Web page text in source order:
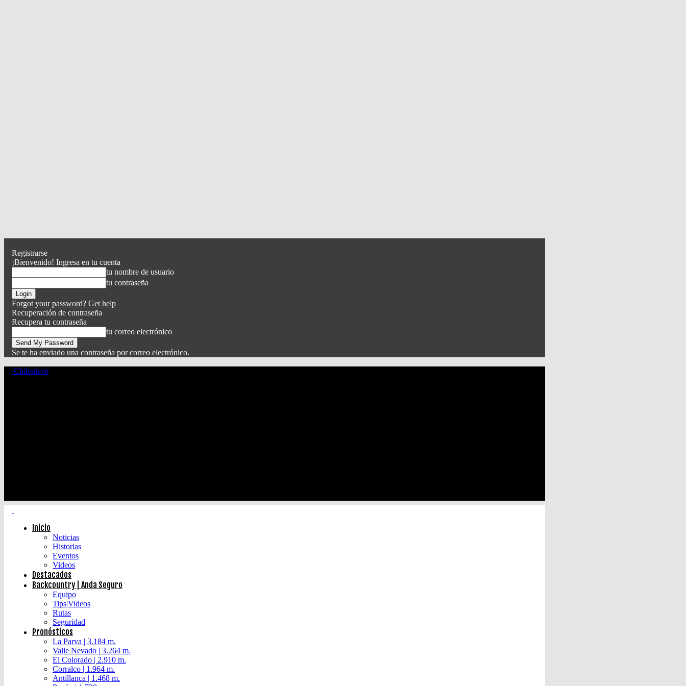
Registrarse
¡Bienvenido! Ingresa en tu cuenta
tu nombre de usuario
tu contraseña
Forgot your password? Get help
Recuperación de contraseña
Recupera tu contraseña
tu correo electrónico
Se te ha enviado una contraseña por correo electrónico.
Chilenieve
Inicio
Noticias
Historias
Eventos
Videos
Destacados
Backcountry | Anda Seguro
Equipo
Tips|Videos
Rutas
Seguridad
Pronósticos
La Parva | 3.184 m.
Valle Nevado | 3.264 m.
El Colorado | 2.910 m.
Corralco | 1.964 m.
Antillanca | 1.468 m.